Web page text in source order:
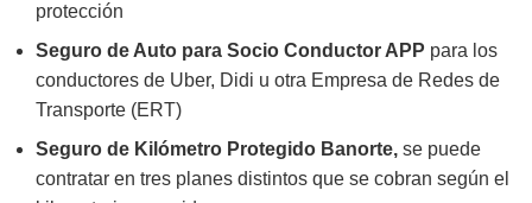
protección
Seguro de Auto para Socio Conductor APP para los
conductores de Uber, Didi u otra Empresa de Redes de
Transporte (ERT)
Seguro de Kilómetro Protegido Banorte, se puede
contratar en tres planes distintos que se cobran según el